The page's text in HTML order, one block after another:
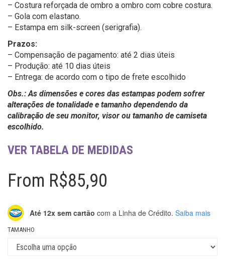
– Costura reforçada de ombro a ombro com cobre costura.
– Gola com elastano.
– Estampa em silk-screen (serigrafia).
Prazos:
– Compensação de pagamento: até 2 dias úteis
– Produção: até 10 dias úteis
– Entrega: de acordo com o tipo de frete escolhido
Obs.: As dimensões e cores das estampas podem sofrer
alterações de tonalidade e tamanho dependendo da
calibração de seu monitor, visor ou tamanho de camiseta
escolhido.
VER TABELA DE MEDIDAS
From R$85,90
Até 12x sem cartão com a Linha de Crédito. Saiba mais
TAMANHO